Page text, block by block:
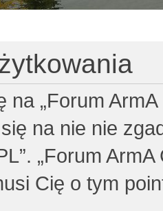
na „Forum
na nie nie
„Forum
Cię o tym